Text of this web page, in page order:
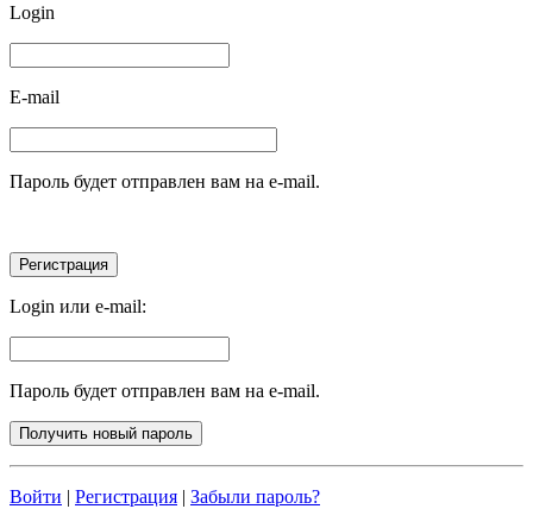
Login
E-mail
Пароль будет отправлен вам на e-mail.
Login или e-mail:
Пароль будет отправлен вам на e-mail.
Войти | Регистрация | Забыли пароль?